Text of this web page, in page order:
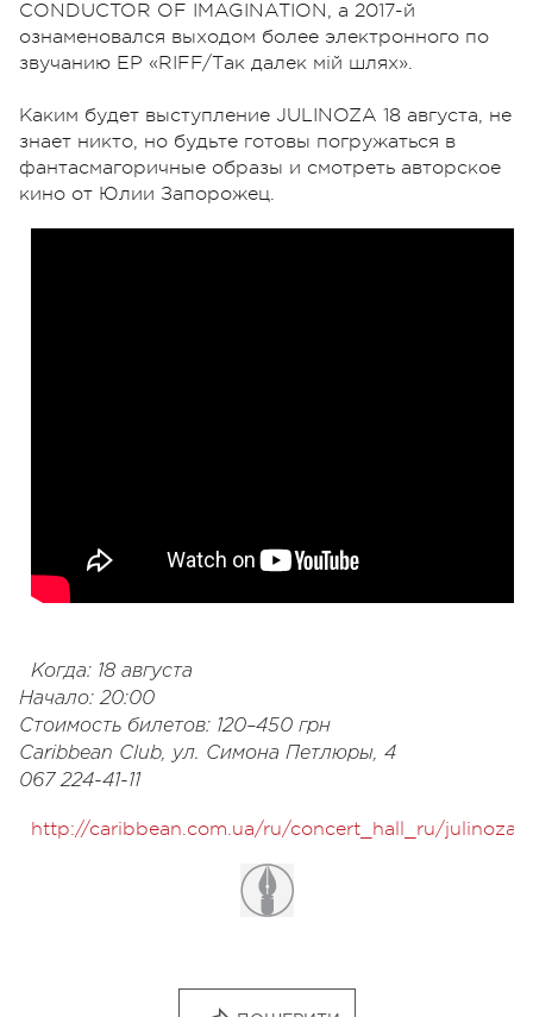
CONDUCTOR OF IMAGINATION, а 2017-й
ознаменовался выходом более электронного по
звучанию EP «RIFF/Так далек мій шлях».
Каким будет выступление JULINOZA 18 августа, не
знает никто, но будьте готовы погружаться в
фантасмагоричные образы и смотреть авторское
кино от Юлии Запорожец.
Когда: 18 августа
Начало: 20:00
Стоимость билетов: 120–450 грн
Caribbean Club, ул. Симона Петлюры, 4
067 224-41-11
http://caribbean.com.ua/ru/concert_hall_ru/julinoza/